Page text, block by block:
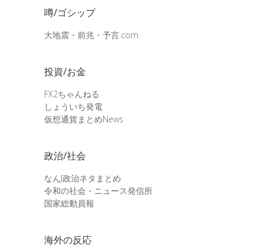
噂/ゴシップ
大地震・前兆・予言.com
投資/お金
FX2ちゃんねる
しょういち発電
仮想通貨まとめNews
政治/社会
なんJ政治ネタまとめ
令和の社会・ニュース発信所
国家総動員報
海外の反応